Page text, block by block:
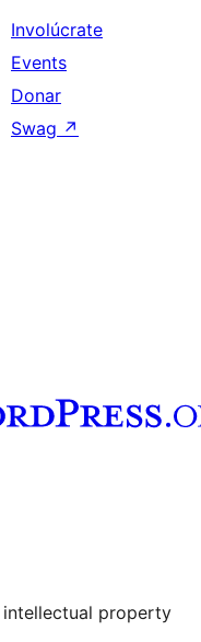
Involúcrate
Events
Donar
Swag ↗
account
intellectual property